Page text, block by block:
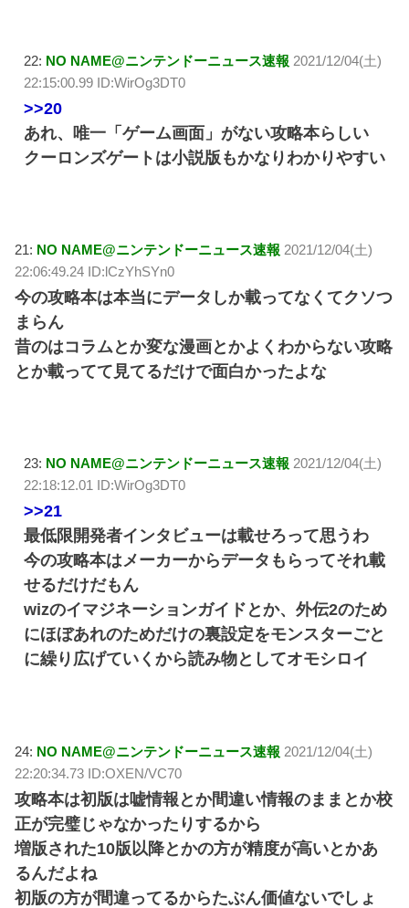
22: NO NAME@ニンテンドーニュース速報 2021/12/04(土)
22:15:00.99 ID:WirOg3DT0
>>20
あれ、唯一「ゲーム画面」がない攻略本らしい
クーロンズゲートは小説版もかなりわかりやすい
21: NO NAME@ニンテンドーニュース速報 2021/12/04(土)
22:06:49.24 ID:lCzYhSYn0
今の攻略本は本当にデータしか載ってなくてクソつ
まらん
昔のはコラムとか変な漫画とかよくわからない攻略
とか載ってて見てるだけで面白かったよな
23: NO NAME@ニンテンドーニュース速報 2021/12/04(土)
22:18:12.01 ID:WirOg3DT0
>>21
最低限開発者インタビューは載せろって思うわ
今の攻略本はメーカーからデータもらってそれ載
せるだけだもん
wizのイマジネーションガイドとか、外伝2のため
にほぼあれのためだけの裏設定をモンスターごと
に繰り広げていくから読み物としてオモシロイ
24: NO NAME@ニンテンドーニュース速報 2021/12/04(土)
22:20:34.73 ID:OXEN/VC70
攻略本は初版は嘘情報とか間違い情報のままとか校
正が完璧じゃなかったりするから
増版された10版以降とかの方が精度が高いとかあ
るんだよね
初版の方が間違ってるからたぶん価値ないでしょ